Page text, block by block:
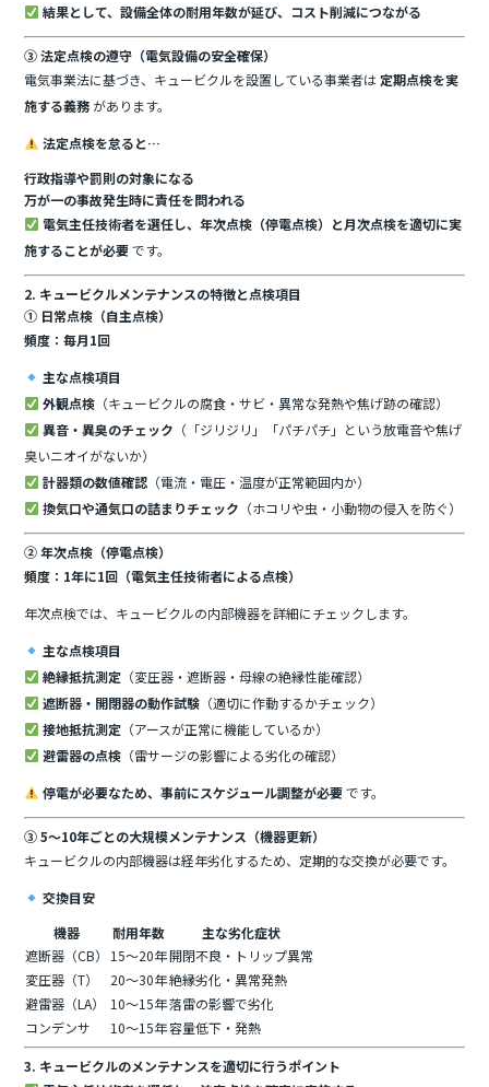
結果として、設備全体の耐用年数が延び、コスト削減につながる
③ 法定点検の遵守（電気設備の安全確保）
電気事業法に基づき、キュービクルを設置している事業者は定期点検を実
施する義務があります。
法定点検を怠ると…
行政指導や罰則の対象になる
万が一の事故発生時に責任を問われる
電気主任技術者を選任し、年次点検（停電点検）と月次点検を適切に実
施することが必要です。
2. キュービクルメンテナンスの特徴と点検項目
① 日常点検（自主点検）
頻度：毎月1回
主な点検項目
外観点検 （キュービクルの腐食・サビ・異常な発熱や焦げ跡の確認）
異音・異臭のチェック （「ジリジリ」「パチパチ」という放電音や焦げ
臭いニオイがないか）
計器類の数値確認 （電流・電圧・温度が正常範囲内か）
換気口や通気口の詰まりチェック （ホコリや虫・小動物の侵入を防ぐ）
② 年次点検（停電点検）
頻度：1年に1回（電気主任技術者による点検）
年次点検では、キュービクルの内部機器を詳細にチェックします。
主な点検項目
絶縁抵抗測定 （変圧器・遮断器・母線の絶縁性能確認）
遮断器・開閉器の動作試験 （適切に作動するかチェック）
接地抵抗測定 （アースが正常に機能しているか）
避雷器の点検 （雷サージの影響による劣化の確認）
停電が必要なため、事前にスケジュール調整が必要です。
③ 5～10年ごとの大規模メンテナンス（機器更新）
キュービクルの内部機器は経年劣化するため、定期的な交換が必要です。
交換目安
機器
耐用年数
主な劣化症状
遮断器（CB）
15～20年開閉不良・トリップ異常
変圧器（T）
20～30年絶縁劣化・異常発熱
避雷器（LA）
10～15年落雷の影響で劣化
コンデンサ
10～15年容量低下・発熱
3. キュービクルのメンテナンスを適切に行うポイント